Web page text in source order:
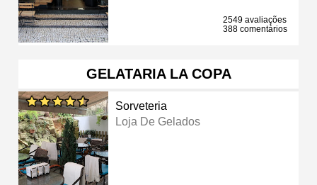
2549 avaliações
388 comentários
GELATARIA LA COPA
Sorveteria
Loja De Gelados